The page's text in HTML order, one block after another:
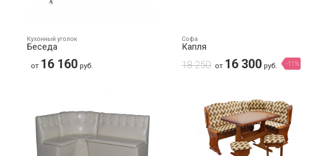
Кухонный уголок
Беседа
от 16 160 руб.
Софа
Капля
18 250 от 16 300 руб. -11%